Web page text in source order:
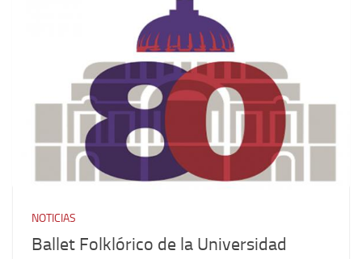
NOTICIAS
Ballet Folklórico de la Universidad